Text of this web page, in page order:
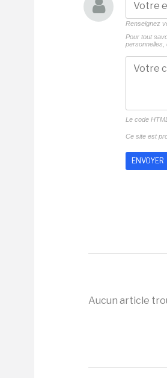
Renseignez
Pour tout
personnelles,
Le code
Ce site est
Aucun article